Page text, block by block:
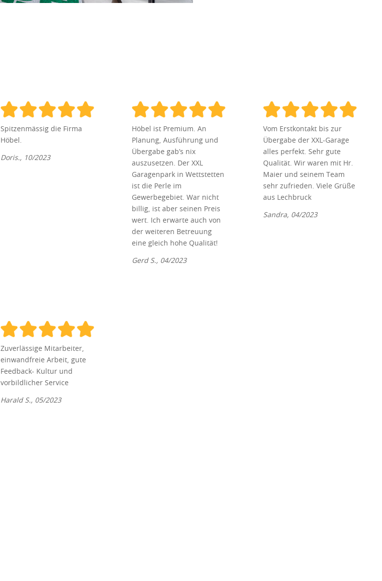
Spitzenmässig die Firma
Höbel.
Doris., 10/2023
Höbel ist Premium. An
Planung, Ausführung und
Übergabe gab’s nix
auszusetzen. Der XXL
Garagenpark in Wettstetten
ist die Perle im
Gewerbegebiet. War nicht
billig, ist aber seinen Preis
wert. Ich erwarte auch von
der weiteren Betreuung
eine gleich hohe Qualität!
Gerd S., 04/2023
Vom Erstkontakt bis zur
Übergabe der XXL-Garage
alles perfekt. Sehr gute
Qualität. Wir waren mit Hr.
Maier und seinem Team
sehr zufrieden. Viele Grüße
aus Lechbruck
Sandra, 04/2023
Zuverlässige Mitarbeiter,
einwandfreie Arbeit, gute
Feedback- Kultur und
vorbildlicher Service
Harald S., 05/2023